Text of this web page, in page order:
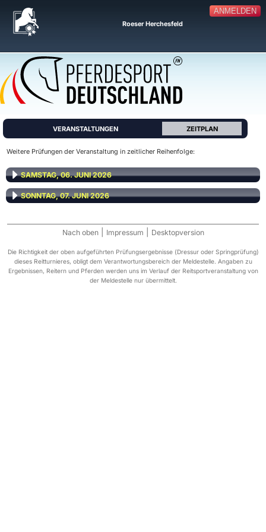
ANMELDEN
Roeser Herchesfeld
VERANSTALTUNGEN ZEITPLAN
Weitere Prüfungen der Veranstaltung in zeitlicher Reihenfolge:
SAMSTAG, 06. JUNI 2026
SONNTAG, 07. JUNI 2026
Nach oben Impressum Desktopversion
Die Richtigkeit der oben aufgeführten Prüfungsergebnisse (Dressur oder Springprüfung)
dieses Reitturnieres, obligt dem Verantwortungsbereich der Meldestelle. Angaben zu
Ergebnissen, Reitern und Pferden werden uns im Verlauf der Reitsportveranstaltung von
der Meldestelle nur übermittelt.